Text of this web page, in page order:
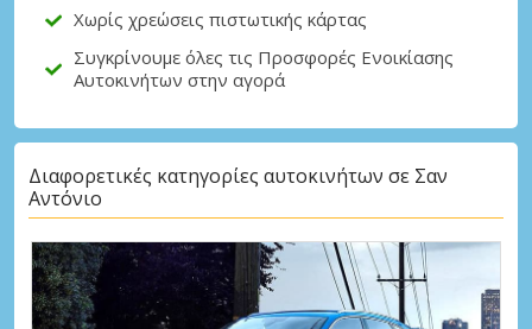
Χωρίς χρεώσεις πιστωτικής κάρτας
Συγκρίνουμε όλες τις Προσφορές Ενοικίασης
Αυτοκινήτων στην αγορά
Διαφορετικές κατηγορίες αυτοκινήτων σε Σαν
Αντόνιο